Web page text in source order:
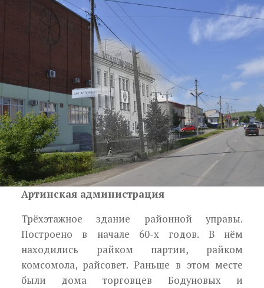
Артинская администрация
Трёхэтажное здание районной управы.
Построено в начале 60-х годов. В нём
находились райком партии, райком
комсомола, райсовет. Раньше в этом месте
были дома торговцев Бодуновых и